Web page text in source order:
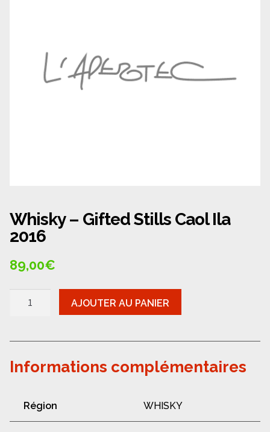
Politique de cookies (UE)
Whisky – Gifted Stills Caol Ila
2016
89,00€
Gifted
Caol
Ila
AJOUTER AU PANIER
Informations complémentaires
Région WHISKY